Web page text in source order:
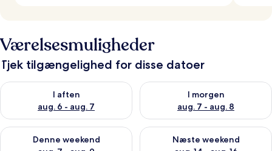
Værelsesmuligheder
Tjek tilgængelighed for disse datoer
I aften
aug. 6 - aug. 7
Tjek tilgængelighed for i aften aug. 6 - aug. 7
I morgen
aug. 7 - aug. 8
Tjek tilgængelighed for i
Denne weekend
Tjek tilgængelighed for denne weekend aug. 7 - aug. 9
Næste weekend
Tjek tilgængelighed for næste